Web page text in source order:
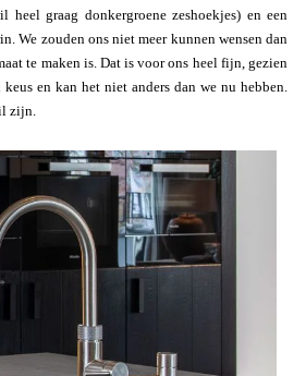
graag donkergroene zeshoekjes) en een
We zouden ons niet meer kunnen wensen dan
te maken is. Dat is voor ons heel fijn, gezien
en kan het niet anders dan we nu hebben.
zijn.